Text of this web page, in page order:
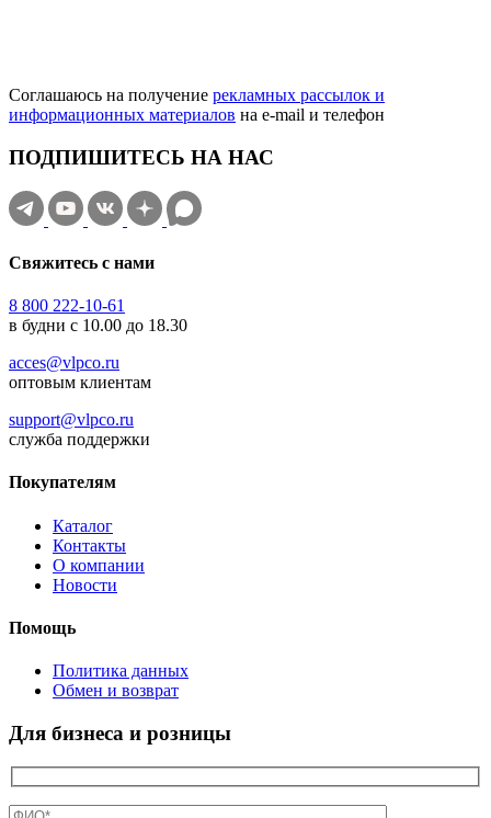
Соглашаюсь на получение рекламных рассылок и
информационных материалов на e‑mail и телефон
ПОДПИШИТЕСЬ НА НАС
Свяжитесь с нами
8 800 222-10-61
в будни с 10.00 до 18.30
acces@vlpco.ru
оптовым клиентам
support@vlpco.ru
служба поддержки
Покупателям
Каталог
Контакты
О компании
Новости
Помощь
Политика данных
Обмен и возврат
Для бизнеса и розницы